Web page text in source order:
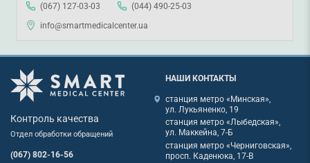
(067) 127-03-03
(044) 490-25-03
info@smartmedicalcenter.ua
Контроль качества
Отдел обработки обращений
(067) 802-16-56
НАШИ КОНТАКТЫ
станция метро «Минская»,
ул. Лукьяненко, 19
станция метро «Лыбедская»,
ул. Маккейна, 7-Б
станция метро «Черниговская»,
просп. Каденюка, 17-В